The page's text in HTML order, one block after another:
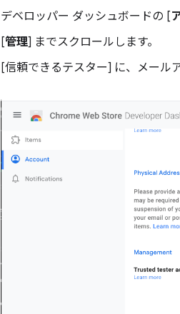
デベロッパー ダッシュボードの [
[管理] までスクロールします。
[信頼できるテスター] に、メール